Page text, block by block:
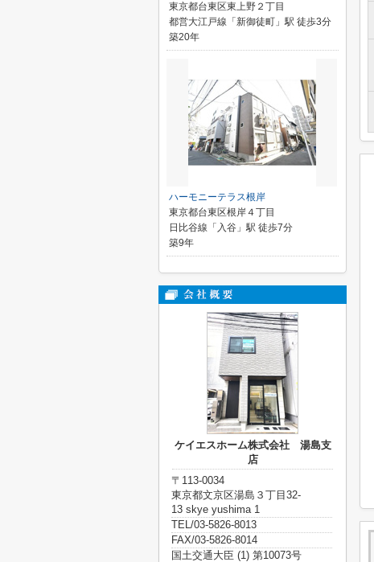
東京都台東区東上野２丁目
都営大江戸線「新御徒町」駅 徒歩3分
築20年
ハーモニーテラス根岸
東京都台東区根岸４丁目
日比谷線「入谷」駅 徒歩7分
築9年
ケイエスホーム株式会社 湯島支
店
〒113-0034
東京都文京区湯島３丁目32-
13 skye yushima 1
TEL/03-5826-8013
FAX/03-5826-8014
国土交通大臣 (1) 第10073号